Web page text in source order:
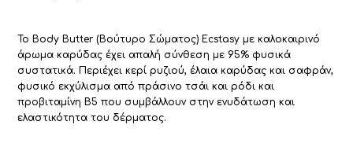
Το Body Butter (Βούτυρο Σώματος) Ecstasy με καλοκαιρινό
άρωμα καρύδας έχει απαλή σύνθεση με 95% φυσικά
συστατικά. Περιέχει κερί ρυζιού, έλαια καρύδας και σαφράν,
φυσικό εκχύλισμα από πράσινο τσάι και ρόδι και
προβιταμίνη Β5 που συμβάλλουν στην ενυδάτωση και
ελαστικότητα του δέρματος.